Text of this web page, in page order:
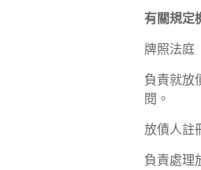
冊，
牌
照
請，
業
務
讓，
有關規定
牌照法庭
負責就放
閱。
放債人註
負責處理